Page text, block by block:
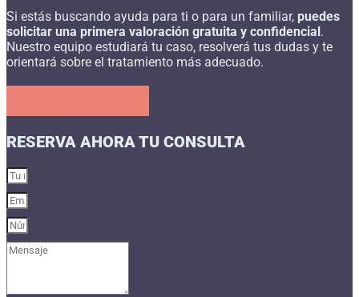
Si estás buscando ayuda para ti o para un familiar, puedes
solicitar una primera valoración gratuita y confidencial.
Nuestro equipo estudiará tu caso, resolverá tus dudas y te
orientará sobre el tratamiento más adecuado.
RESERVA AHORA TU CONSULTA